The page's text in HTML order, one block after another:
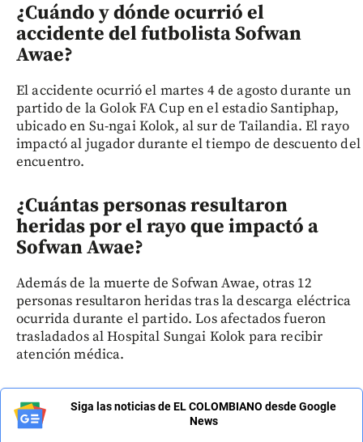
¿Cuándo y dónde ocurrió el
accidente del futbolista Sofwan
Awae?
El accidente ocurrió el martes 4 de agosto durante un
partido de la Golok FA Cup en el estadio Santiphap,
ubicado en Su-ngai Kolok, al sur de Tailandia. El rayo
impactó al jugador durante el tiempo de descuento del
encuentro.
¿Cuántas personas resultaron
heridas por el rayo que impactó a
Sofwan Awae?
Además de la muerte de Sofwan Awae, otras 12
personas resultaron heridas tras la descarga eléctrica
ocurrida durante el partido. Los afectados fueron
trasladados al Hospital Sungai Kolok para recibir
atención médica.
Siga las noticias de EL COLOMBIANO desde Google
News